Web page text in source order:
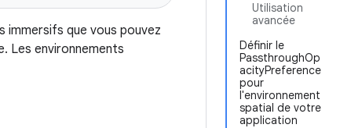
Utilisation
avancée
Définir le
PassthroughOp
acityPreference
pour
l'environnement
spatial de votre
application
immersifs que vous pouvez
Les environnements